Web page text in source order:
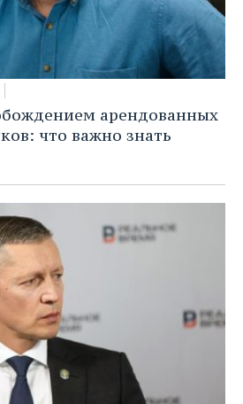
арендованных
что важно знать